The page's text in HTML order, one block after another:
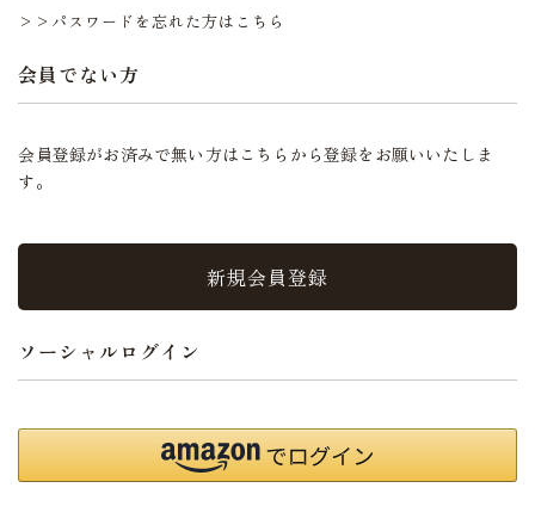
>>パスワードを忘れた方はこちら
会員でない方
会員登録がお済みで無い方はこちらから登録をお願いいたしま
す。
新規会員登録
ソーシャルログイン